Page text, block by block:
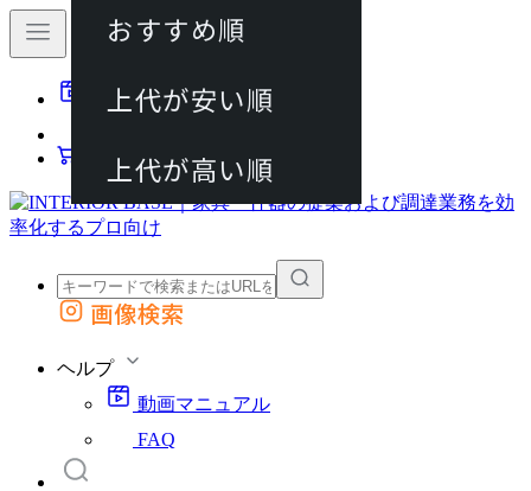
動画マニュアル
カート
外部サイトの商品をカートに追加
画像検索
ヘルプ
動画マニュアル
FAQ
おすすめ順
上代が安い順
上代が高い順